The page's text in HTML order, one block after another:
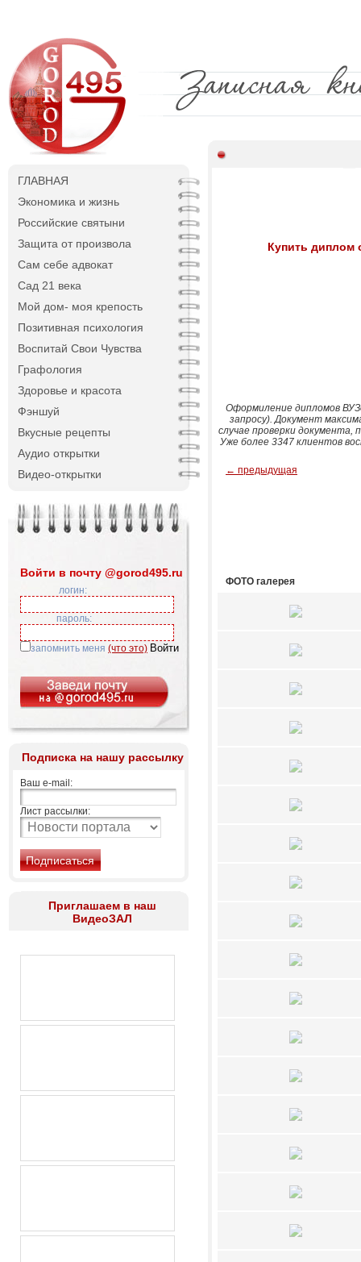
ГЛАВНАЯ
Экономика и жизнь
Российские святыни
Защита от произвола
Сам себе адвокат
Сад 21 века
Мой дом- моя крепость
Позитивная психология
Воспитай Свои Чувства
Графология
Здоровье и красота
Фэншуй
Вкусные рецепты
Аудио открытки
Видео-открытки
Войти в почту @gorod495.ru
логин:
пароль:
запомнить меня (что это)
Подписка на нашу рассылку
Ваш e-mail:
Лист рассылки:
Приглашаем в наш
ВидеоЗАЛ
Купить диплом
Оформиление дипломов
запросу). Документ
случае проверки документа,
Уже более 3347 клиентов
← предыдущая
ФОТО галерея